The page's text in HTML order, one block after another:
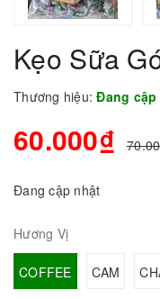
Kẹo Sữa
Thương hiệu: Đang cập
60.000₫
Đang cập nhật
Hương Vị
COFFEE CAM